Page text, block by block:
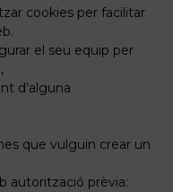
cookies per facilitar
el seu equip per
d’alguna
que vulguin crear un
autorització prèvia: